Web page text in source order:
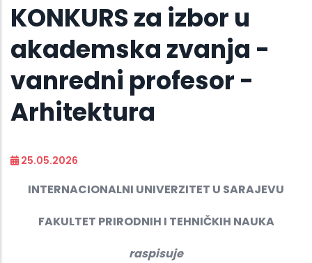
KONKURS za izbor u
akademska zvanja -
vanredni profesor -
Arhitektura
25.05.2026
INTERNACIONALNI UNIVERZITET U SARAJEVU
FAKULTET PRIRODNIH I TEHNIČKIH NAUKA
raspisuje